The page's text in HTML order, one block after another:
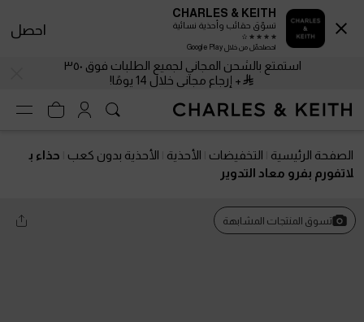
استمتع بالشحن المجاني لجميع الطلبات فوق ٣٥٠
+ إرجاع مجاني خلال 14 يومًا!
الصفحة الرئيسية التخفيضات الأحذية الأحذية بدون كعب
حذاء ب
لاتفورم بفرو معاد التدوير
تسوق المنتجات المشابهة
CHARLES & KEITH
تسوّق حقائب وأحذية نسائية
احصلحمّل من خلال Google Play
احصل